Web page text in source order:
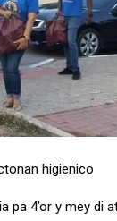
higienico
4’or y mey di